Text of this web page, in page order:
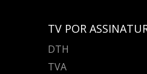
TV POR
DTH
TVA